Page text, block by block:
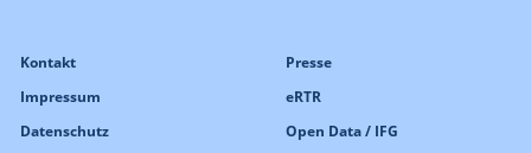
Kontakt
Impressum
Datenschutz
Presse
eRTR
Open Data / IFG